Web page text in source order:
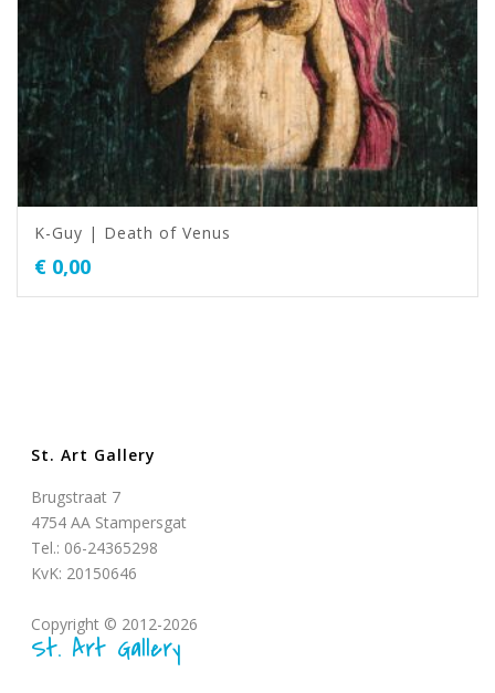
K-Guy | Death of Venus
€ 0,00
St. Art Gallery
Brugstraat 7
4754 AA Stampersgat
Tel.: 06-24365298
KvK: 20150646
Copyright © 2012-2026
St. Art Gallery